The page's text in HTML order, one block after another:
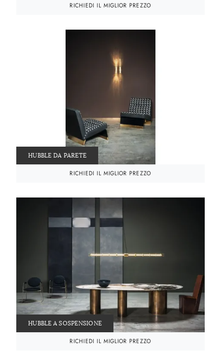
RICHIEDI IL MIGLIOR PREZZO
HUBBLE DA PARETE
RICHIEDI IL MIGLIOR PREZZO
HUBBLE A SOSPENSIONE
RICHIEDI IL MIGLIOR PREZZO